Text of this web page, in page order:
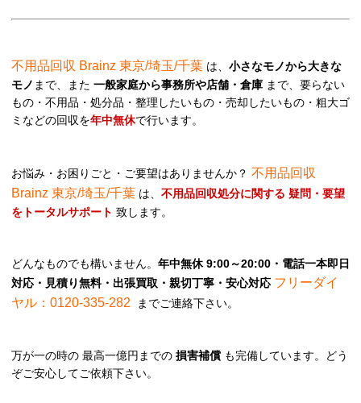
不用品回収 Brainz 東京/埼玉/千葉 は、 小さなモノから大きな
モノ まで、また 一般家庭から事務所や店舗・倉庫 まで、要らない
もの・不用品・処分品・整理したいもの・売却したいもの・粗大ゴ
ミなどの回収を年中無休で行います。
お悩み・お困りごと・ご要望はありませんか？ 不用品回収
Brainz 東京/埼玉/千葉 は、 不用品回収処分に関する 疑問・要望
をトータルサポート 致します。
どんなものでも構いません。 年中無休 9:00～20:00・電話一本即日
対応・見積り無料・出張買取・親切丁寧・安心対応 フリーダイ
ヤル：0120-335-282
までご連絡下さい。
万が一の時の 最高一億円までの 損害補償 も完備しています。どう
ぞご安心してご依頼下さい。